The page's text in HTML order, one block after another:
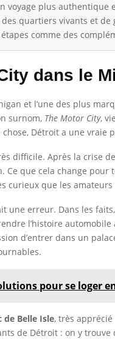
voyage plus authentique
quartiers vivants et de
comme des
dans le
et l’une des plus
surnom, The Motor City,
Détroit a une vraie
difficile. Après la crise
que cela change pour
curieux que les amateurs
une erreur. Dans les
l’histoire
d’entrer dans un
pour se loger
de Belle Isle, très
de Détroit : on y